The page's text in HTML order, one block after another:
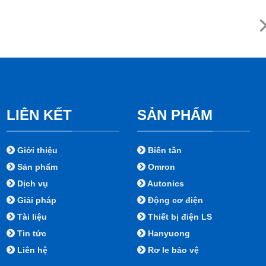
LIÊN KẾT
Giới thiệu
Sản phẩm
Dịch vụ
Giải pháp
Tài liệu
Tin tức
Liên hệ
SẢN PHẨM
Biến tần
Omron
Autonics
Động cơ điện
Thiết bị điện LS
Hanyuong
Rơ le bảo vệ